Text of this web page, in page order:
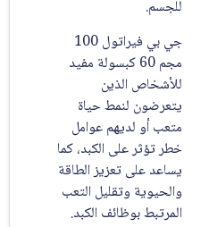
جي بي فيراتول 100
مجم 60 كبسولة مفيد
للأشخاص الذين
يتعرضون لنمط حياة
متعب أو لديهم عوامل
خطر تؤثر على الكبد، كما
يساعد على تعزيز الطاقة
والحيوية وتقليل التعب
المرتبط بوظائف الكبد.